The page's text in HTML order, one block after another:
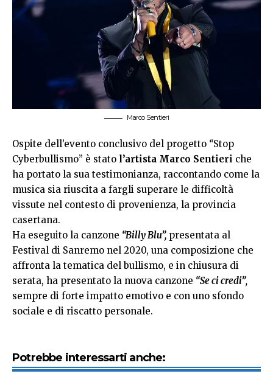
Marco Sentieri
Ospite dell’evento conclusivo del progetto “Stop
Cyberbullismo” è stato l’artista Marco Sentieri che
ha portato la sua testimonianza, raccontando come la
musica sia riuscita a fargli superare le difficoltà
vissute nel contesto di provenienza, la provincia
casertana.
Ha eseguito la canzone “Billy Blu”, presentata al
Festival di Sanremo nel 2020, una composizione che
affronta la tematica del bullismo, e in chiusura di
serata, ha presentato la nuova canzone “Se ci credi”,
sempre di forte impatto emotivo e con uno sfondo
sociale e di riscatto personale.
Potrebbe interessarti anche: